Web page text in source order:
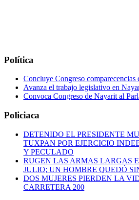
Política
Concluye Congreso comparecencias
Avanza el trabajo legislativo en
Convoca Congreso de Nayarit al
Policiaca
DETENIDO EL PRESIDENTE
TUXPAN POR EJERCICIO
Y PECULADO
RUGEN LAS ARMAS LARGAS
JULIO; UN HOMBRE QUEDÓ
DOS MUJERES PIERDEN LA
CARRETERA 200